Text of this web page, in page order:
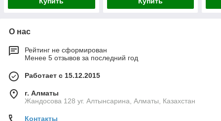
О нас
Рейтинг не сформирован
Менее 5 отзывов за последний год
Работает с 15.12.2015
г. Алматы
Жандосова 128 уг. Алтынсарина, Алматы, Казахстан
Контакты